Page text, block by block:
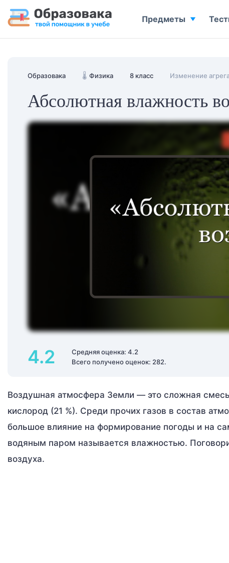
Образовака 🌡️ Физика 8 класс Изменение
Абсолютная влажность
4.2
Средняя оценка: 4.2
Всего получено оценок: 282.
Воздушная атмосфера Земли — это сложная
кислород (21 %). Среди прочих газов в состав
большое влияние на формирование погоды и на
водяным паром называется влажностью.
воздуха.
Предметы